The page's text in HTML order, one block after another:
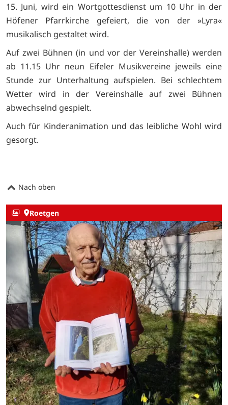
15. Juni, wird ein Wortgottesdienst um 10 Uhr in der
Höfener Pfarrkirche gefeiert, die von der »Lyra«
musikalisch gestaltet wird.
Auf zwei Bühnen (in und vor der Vereinshalle) werden
ab 11.15 Uhr neun Eifeler Musikvereine jeweils eine
Stunde zur Unterhaltung aufspielen. Bei schlechtem
Wetter wird in der Vereinshalle auf zwei Bühnen
abwechselnd gespielt.
Auch für Kinderanimation und das leibliche Wohl wird
gesorgt.
Nach oben
Roetgen